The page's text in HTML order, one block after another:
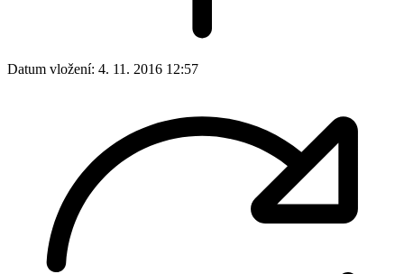
Datum vložení: 4. 11. 2016 12:57